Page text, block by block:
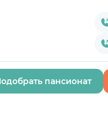
пансионат